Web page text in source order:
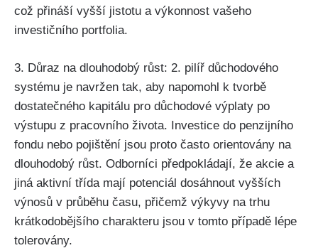
což přináší vyšší jistotu a výkonnost vašeho
investičního portfolia.
3. Důraz na dlouhodobý růst: 2. pilíř důchodového
systému je navržen tak, aby napomohl k tvorbě
dostatečného kapitálu pro důchodové výplaty po
výstupu z pracovního života. Investice do penzijního
fondu nebo pojištění jsou proto často orientovány na
dlouhodobý růst. Odborníci předpokládají, že akcie a
jiná aktivní třída mají potenciál dosáhnout vyšších
výnosů v průběhu času, přičemž výkyvy na trhu
krátkodobějšího charakteru jsou v tomto případě lépe
tolerovány.